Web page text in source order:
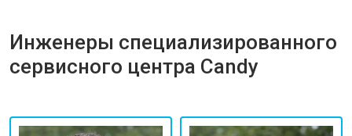
Инженеры специализированного
сервисного центра Candy